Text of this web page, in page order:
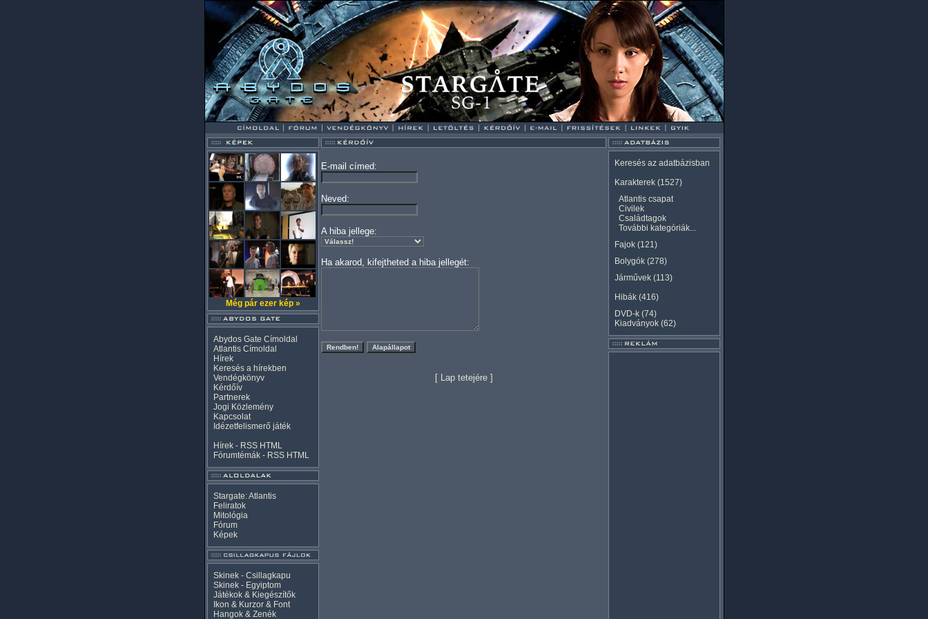
Még pár ezer kép »
Abydos Gate Címoldal
Atlantis Címoldal
Hírek
Keresés a hírekben
Vendégkönyv
Kérdőív
Partnerek
Jogi Közlemény
Kapcsolat
Idézetfelismerő játék
Hírek - RSS HTML
Fórumtémák - RSS HTML
Stargate: Atlantis
Feliratok
Mitológia
Fórum
Képek
Skinek - Csillagkapu
Skinek - Egyiptom
Játékok & Kiegészítők
Ikon & Kurzor & Font
Hangok & Zenék
E-mail címed:
Neved:
A hiba jellege:
Ha akarod, kifejtheted a hiba jellegét:
[ Lap tetejére]
Keresés az adatbázisban
Karakterek (1527)
Atlantis csapat
Civilek
Családtagok
További kategóriák...
Fajok (121)
Bolygók (278)
Járművek (113)
Hibák (416)
DVD-k (74)
Kiadványok (62)